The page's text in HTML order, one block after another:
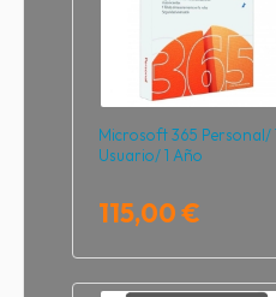
Microsoft 365 Personal/
Usuario/ 1 Año
115,00 €